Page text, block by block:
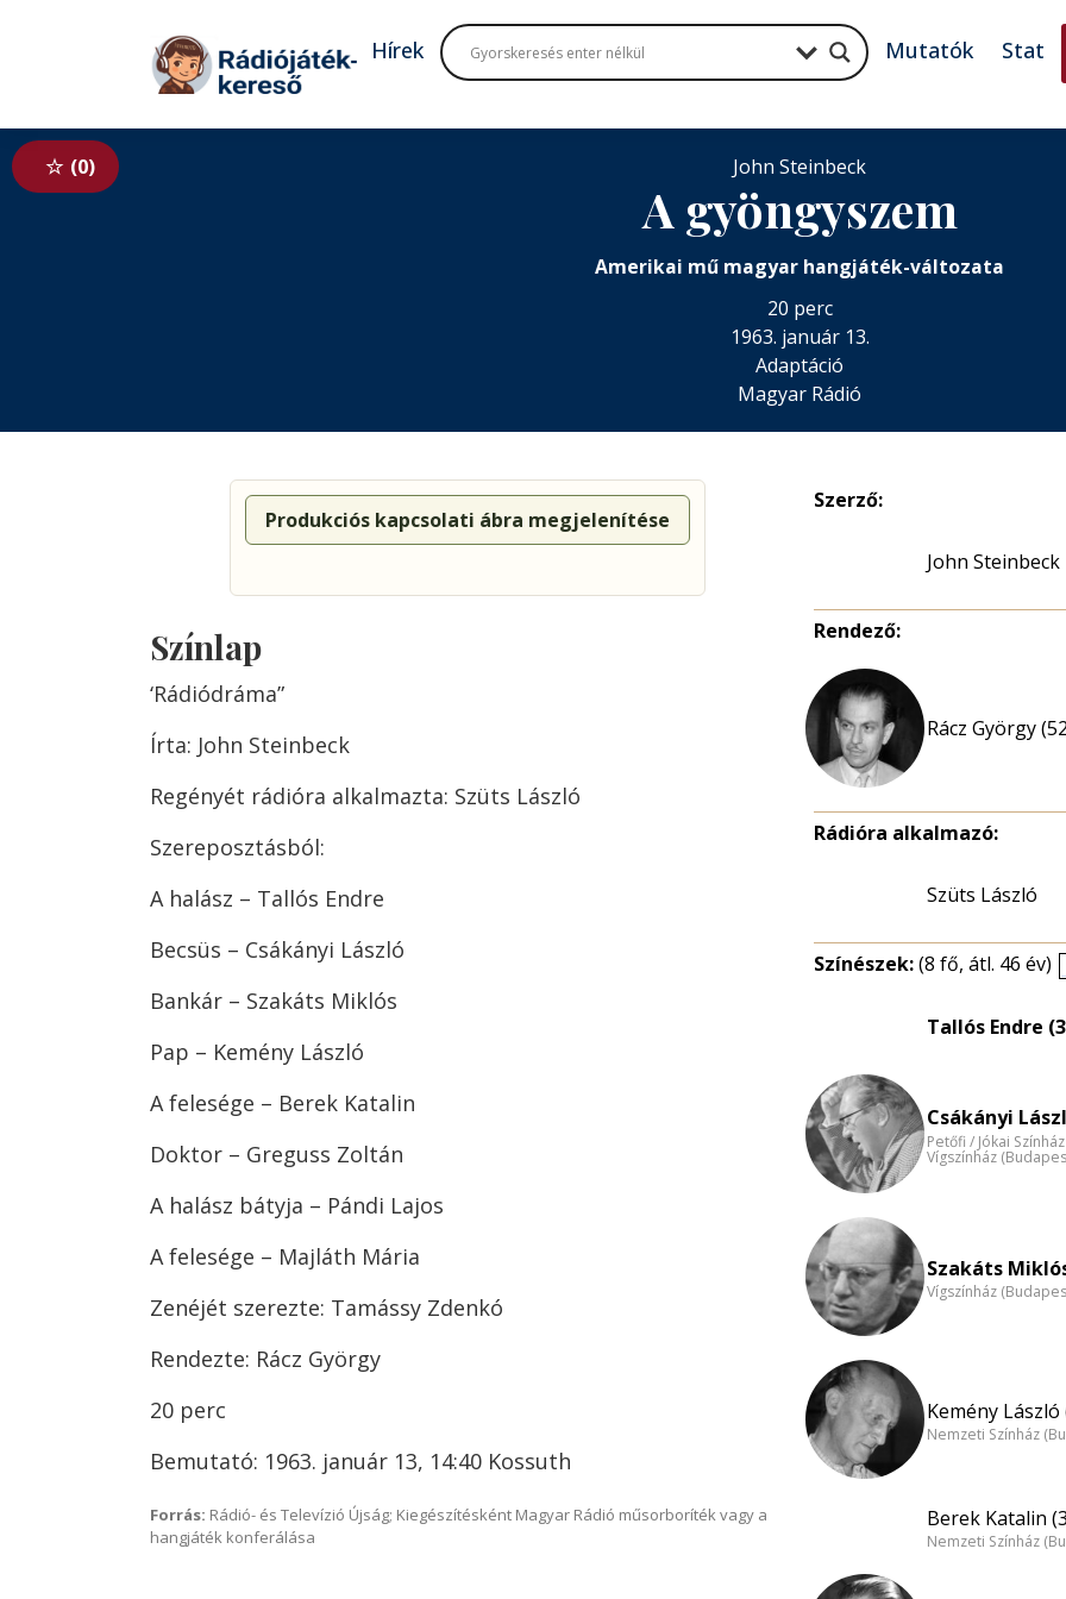
Tovább a tartalomhoz
Hírek Mutatók Stat
0 John Steinbeck
A gyöngyszem
Amerikai mű magyar hangjáték-változata
20 perc
1963. január 13.
Adaptáció
Magyar Rádió
Produkciós kapcsolati ábra megjelenítése
Színlap
‘Rádiódráma”
Írta: John Steinbeck
Regényét rádióra alkalmazta: Szüts László
Szereposztásból:
A halász – Tallós Endre
Becsüs – Csákányi László
Bankár – Szakáts Miklós
Pap – Kemény László
A felesége – Berek Katalin
Doktor – Greguss Zoltán
A halász bátyja – Pándi Lajos
A felesége – Majláth Mária
Zenéjét szerezte: Tamássy Zdenkó
Rendezte: Rácz György
20 perc
Bemutató: 1963. január 13, 14:40 Kossuth
Forrás: Rádió- és Televízió Újság; Kiegészítésként Magyar Rádió műsorboríték vagy a
hangjáték konferálása
Szerző:
John Steinbeck
Rendező:
Rácz György
Rádióra alkalmazó:
Szüts László
Színészek:(8 fő, átl. 46 év)
Tallós Endre
Csákányi
Petőfi / Jókai
Vígszínház
Szakáts
Vígszínház
Kemény László
Nemzeti Színház
Berek Katalin
Nemzeti Színház